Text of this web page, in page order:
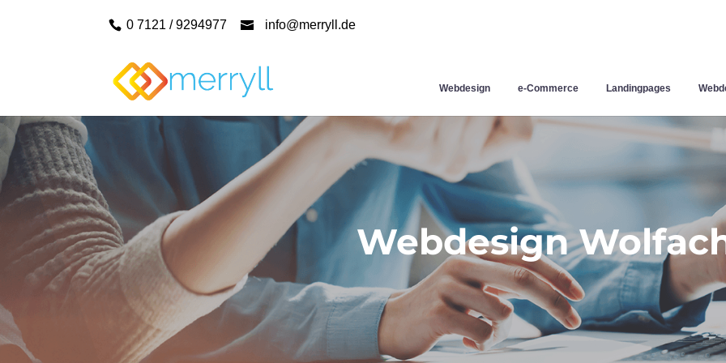
0 7121 / 9294977 info@merryll.de
Webdesign e-Commerce Landingpages
Webdesign